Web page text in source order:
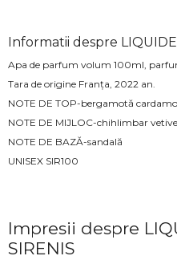
Informatii despre
Apa de parfum volum 100ml,
Tara de origine Franța, 2022 an.
NOTE DE TOP-bergamotă
NOTE DE MIJLOC-chihlimbar
NOTE DE BAZĂ-sandală
UNISEX SIR100
Impresii despre
SIRENIS